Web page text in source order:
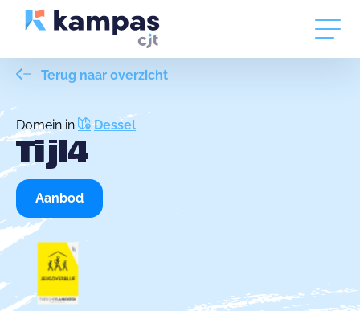
Terug naar overzicht
Domein in Dessel
Tijl4
Aanbod